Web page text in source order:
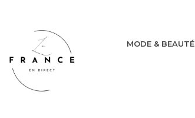
MODE & BEAUTÉ